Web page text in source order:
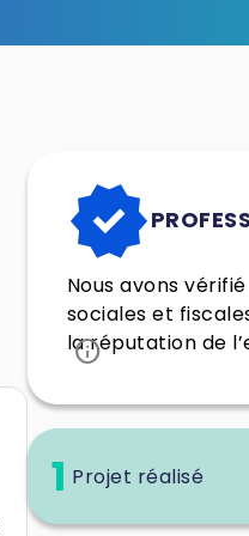
verified
Nous avons
sociales et
la réputation de
info
1 Projet réalisé